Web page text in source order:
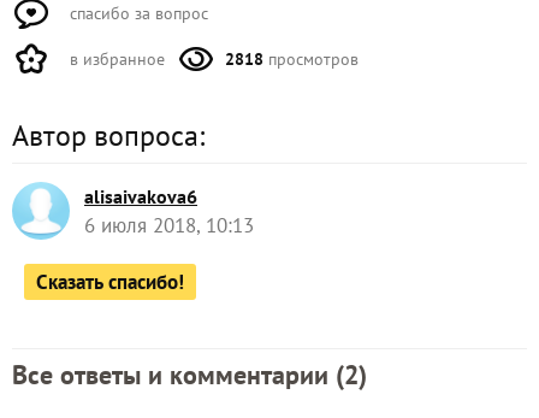
спасибо за вопрос
в избранное 2818 просмотров
Автор вопроса:
alisaivakova6
6 июля 2018, 10:13
Сказать спасибо!
Все ответы и комментарии (2)